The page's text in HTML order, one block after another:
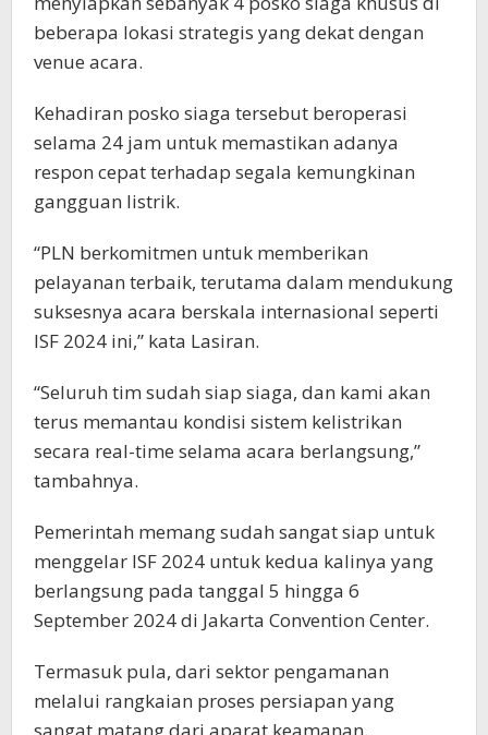
beberapa lokasi strategis yang dekat dengan
venue acara.
Kehadiran posko siaga tersebut beroperasi
selama 24 jam untuk memastikan adanya
respon cepat terhadap segala kemungkinan
gangguan listrik.
“PLN berkomitmen untuk memberikan
pelayanan terbaik, terutama dalam mendukung
suksesnya acara berskala internasional seperti
ISF 2024 ini,” kata Lasiran.
“Seluruh tim sudah siap siaga, dan kami akan
terus memantau kondisi sistem kelistrikan
secara real-time selama acara berlangsung,”
tambahnya.
Pemerintah memang sudah sangat siap untuk
menggelar ISF 2024 untuk kedua kalinya yang
berlangsung pada tanggal 5 hingga 6
September 2024 di Jakarta Convention Center.
Termasuk pula, dari sektor pengamanan
melalui rangkaian proses persiapan yang